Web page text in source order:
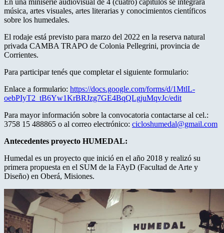
música, artes visuales, artes literarias y conocimientos científicos
sobre los humedales.
El rodaje está previsto para marzo del 2022 en la reserva natural
privada CAMBA TRAPO de Colonia Pellegrini, provincia de
Corrientes.
Para participar tenés que completar el siguiente formulario:
Enlace a formulario: https://docs.google.com/forms/d/1MtlL-
oebPIyT2_tB6Yw1KrBRJzg7GE4BqQLgjuMqvJc/edit
Para mayor información sobre la convocatoria contactarse al cel.:
3758 15 488865 o al correo electrónico: cicloshumedal@gmail.com
Antecedentes proyecto HUMEDAL:
Humedal es un proyecto que inició en el año 2018 y realizó su
primera propuesta en el SUM de la FAyD (Facultad de Arte y
Diseño) en Oberá, Misiones.